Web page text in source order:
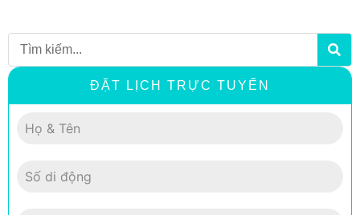
Search
ĐẶT LỊCH TRỰC TUYẾN